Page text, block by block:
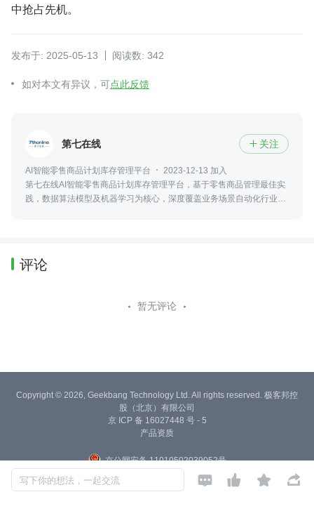
中抢占先机。
发布于: 2025-05-13 阅读数: 342
如对本文有异议，可点此反馈
第七在线  关注
AI智能零售商品计划库存管理平台
2023-12-13 加入
第七在线AI智能零售商品计划库存管理平台，基于零售商品管理最佳实
践，数据算法模型及机器学习为核心，深度覆盖业务场景自动化行业解
评论
暂无评论
写下你的想法，一起交流    
Copyright © 2026, Geekbang Technology Ltd. All rights reserved. 极客邦控
股（北京）有限公司
京 ICP 备 16027448 号 - 5
产品资质
京公网安备 11010502039052号